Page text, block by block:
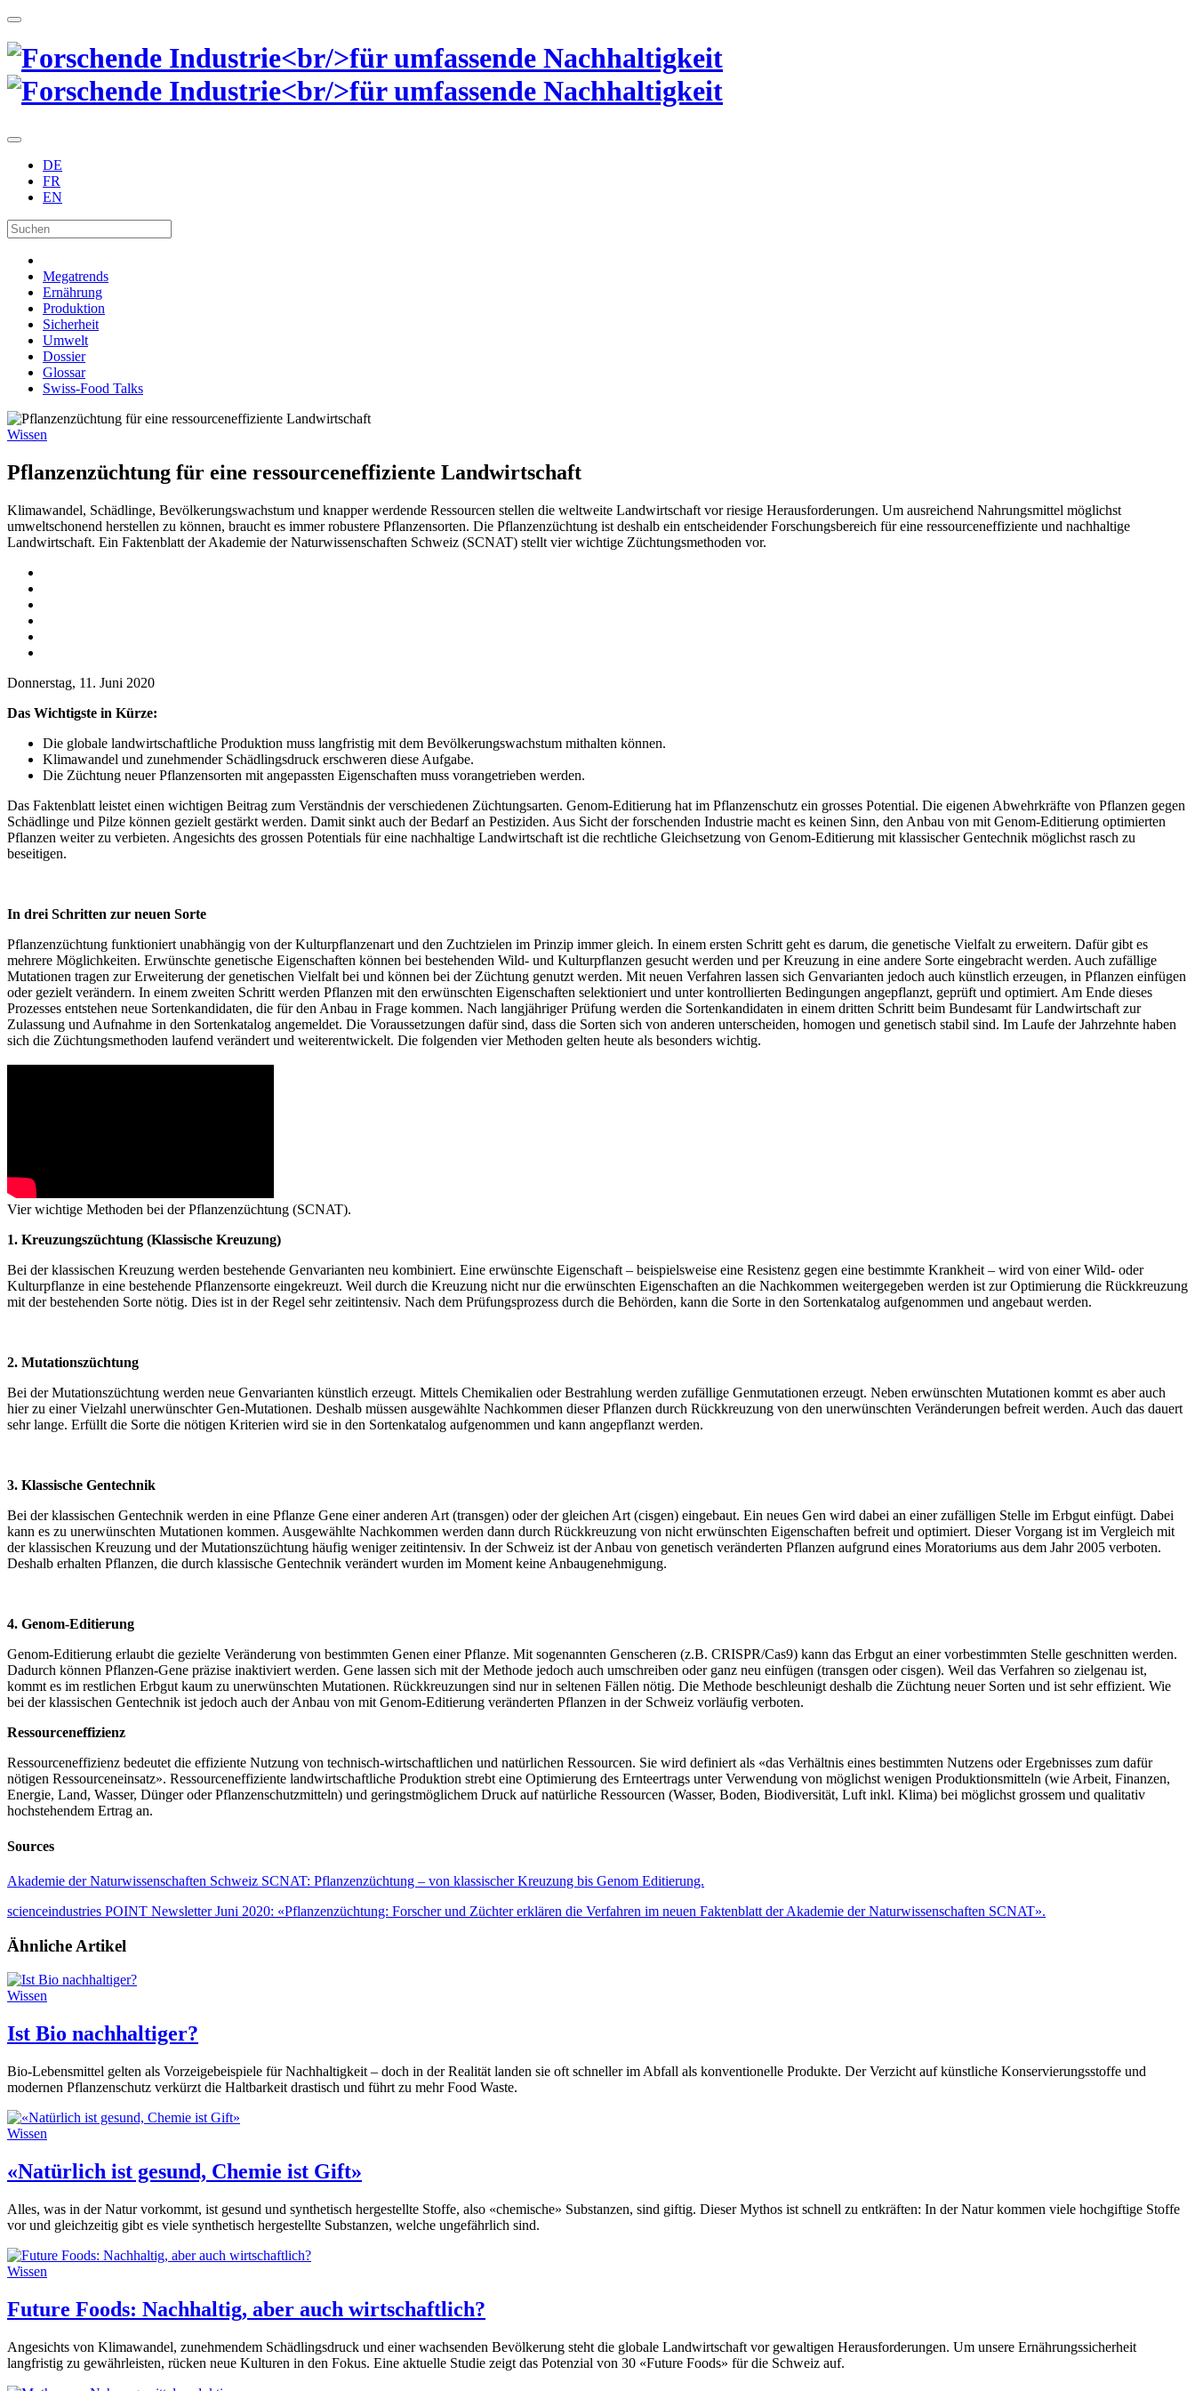
DE
FR
EN
Megatrends
Ernährung
Produktion
Sicherheit
Umwelt
Dossier
Glossar
Swiss-Food Talks
Wissen
Pflanzenzüchtung für eine ressourceneffiziente Landwirtschaft
Klimawandel, Schädlinge, Bevölkerungswachstum und knapper werdende Ressourcen stellen die weltweite Landwirtschaft vor riesige Herausforderungen. Um ausreichend Nahrungsmittel möglichst
umweltschonend herstellen zu können, braucht es immer robustere Pflanzensorten. Die Pflanzenzüchtung ist deshalb ein entscheidender Forschungsbereich für eine ressourceneffiziente und nachhaltige
Landwirtschaft. Ein Faktenblatt der Akademie der Naturwissenschaften Schweiz (SCNAT) stellt vier wichtige Züchtungsmethoden vor.
Donnerstag, 11. Juni 2020
Das Wichtigste in Kürze:
Die globale landwirtschaftliche Produktion muss langfristig mit dem Bevölkerungswachstum mithalten können.
Klimawandel und zunehmender Schädlingsdruck erschweren diese Aufgabe.
Die Züchtung neuer Pflanzensorten mit angepassten Eigenschaften muss vorangetrieben werden.
Das Faktenblatt leistet einen wichtigen Beitrag zum Verständnis der verschiedenen Züchtungsarten. Genom-Editierung hat im Pflanzenschutz ein grosses Potential. Die eigenen Abwehrkräfte von Pflanzen gegen
Schädlinge und Pilze können gezielt gestärkt werden. Damit sinkt auch der Bedarf an Pestiziden. Aus Sicht der forschenden Industrie macht es keinen Sinn, den Anbau von mit Genom-Editierung optimierten
Pflanzen weiter zu verbieten. Angesichts des grossen Potentials für eine nachhaltige Landwirtschaft ist die rechtliche Gleichsetzung von Genom-Editierung mit klassischer Gentechnik möglichst rasch zu
beseitigen.
In drei Schritten zur neuen Sorte
Pflanzenzüchtung funktioniert unabhängig von der Kulturpflanzenart und den Zuchtzielen im Prinzip immer gleich. In einem ersten Schritt geht es darum, die genetische Vielfalt zu erweitern. Dafür gibt es
mehrere Möglichkeiten. Erwünschte genetische Eigenschaften können bei bestehenden Wild- und Kulturpflanzen gesucht werden und per Kreuzung in eine andere Sorte eingebracht werden. Auch zufällige
Mutationen tragen zur Erweiterung der genetischen Vielfalt bei und können bei der Züchtung genutzt werden. Mit neuen Verfahren lassen sich Genvarianten jedoch auch künstlich erzeugen, in Pflanzen einfügen
oder gezielt verändern. In einem zweiten Schritt werden Pflanzen mit den erwünschten Eigenschaften selektioniert und unter kontrollierten Bedingungen angepflanzt, geprüft und optimiert. Am Ende dieses
Prozesses entstehen neue Sortenkandidaten, die für den Anbau in Frage kommen. Nach langjähriger Prüfung werden die Sortenkandidaten in einem dritten Schritt beim Bundesamt für Landwirtschaft zur
Zulassung und Aufnahme in den Sortenkatalog angemeldet. Die Voraussetzungen dafür sind, dass die Sorten sich von anderen unterscheiden, homogen und genetisch stabil sind. Im Laufe der Jahrzehnte haben
sich die Züchtungsmethoden laufend verändert und weiterentwickelt. Die folgenden vier Methoden gelten heute als besonders wichtig.
Vier wichtige Methoden bei der Pflanzenzüchtung (SCNAT).
1. Kreuzungszüchtung (Klassische Kreuzung)
Bei der klassischen Kreuzung werden bestehende Genvarianten neu kombiniert. Eine erwünschte Eigenschaft – beispielsweise eine Resistenz gegen eine bestimmte Krankheit – wird von einer Wild- oder
Kulturpflanze in eine bestehende Pflanzensorte eingekreuzt. Weil durch die Kreuzung nicht nur die erwünschten Eigenschaften an die Nachkommen weitergegeben werden ist zur Optimierung die Rückkreuzung
mit der bestehenden Sorte nötig. Dies ist in der Regel sehr zeitintensiv. Nach dem Prüfungsprozess durch die Behörden, kann die Sorte in den Sortenkatalog aufgenommen und angebaut werden.
2. Mutationszüchtung
Bei der Mutationszüchtung werden neue Genvarianten künstlich erzeugt. Mittels Chemikalien oder Bestrahlung werden zufällige Genmutationen erzeugt. Neben erwünschten Mutationen kommt es aber auch
hier zu einer Vielzahl unerwünschter Gen-Mutationen. Deshalb müssen ausgewählte Nachkommen dieser Pflanzen durch Rückkreuzung von den unerwünschten Veränderungen befreit werden. Auch das dauert
sehr lange. Erfüllt die Sorte die nötigen Kriterien wird sie in den Sortenkatalog aufgenommen und kann angepflanzt werden.
3. Klassische Gentechnik
Bei der klassischen Gentechnik werden in eine Pflanze Gene einer anderen Art (transgen) oder der gleichen Art (cisgen) eingebaut. Ein neues Gen wird dabei an einer zufälligen Stelle im Erbgut einfügt. Dabei
kann es zu unerwünschten Mutationen kommen. Ausgewählte Nachkommen werden dann durch Rückkreuzung von nicht erwünschten Eigenschaften befreit und optimiert. Dieser Vorgang ist im Vergleich mit
der klassischen Kreuzung und der Mutationszüchtung häufig weniger zeitintensiv. In der Schweiz ist der Anbau von genetisch veränderten Pflanzen aufgrund eines Moratoriums aus dem Jahr 2005 verboten.
Deshalb erhalten Pflanzen, die durch klassische Gentechnik verändert wurden im Moment keine Anbaugenehmigung.
4. Genom-Editierung
Genom-Editierung erlaubt die gezielte Veränderung von bestimmten Genen einer Pflanze. Mit sogenannten Genscheren (z.B. CRISPR/Cas9) kann das Erbgut an einer vorbestimmten Stelle geschnitten werden.
Dadurch können Pflanzen-Gene präzise inaktiviert werden. Gene lassen sich mit der Methode jedoch auch umschreiben oder ganz neu einfügen (transgen oder cisgen). Weil das Verfahren so zielgenau ist,
kommt es im restlichen Erbgut kaum zu unerwünschten Mutationen. Rückkreuzungen sind nur in seltenen Fällen nötig. Die Methode beschleunigt deshalb die Züchtung neuer Sorten und ist sehr effizient. Wie
bei der klassischen Gentechnik ist jedoch auch der Anbau von mit Genom-Editierung veränderten Pflanzen in der Schweiz vorläufig verboten.
Ressourceneffizienz
Ressourceneffizienz bedeutet die effiziente Nutzung von technisch-wirtschaftlichen und natürlichen Ressourcen. Sie wird definiert als «das Verhältnis eines bestimmten Nutzens oder Ergebnisses zum dafür
nötigen Ressourceneinsatz». Ressourceneffiziente landwirtschaftliche Produktion strebt eine Optimierung des Ernteertrags unter Verwendung von möglichst wenigen Produktionsmitteln (wie Arbeit, Finanzen,
Energie, Land, Wasser, Dünger oder Pflanzenschutzmitteln) und geringstmöglichem Druck auf natürliche Ressourcen (Wasser, Boden, Biodiversität, Luft inkl. Klima) bei möglichst grossem und qualitativ
hochstehendem Ertrag an.
Sources
Akademie der Naturwissenschaften Schweiz SCNAT: Pflanzenzüchtung – von klassischer Kreuzung bis Genom Editierung.
scienceindustries POINT Newsletter Juni 2020: «Pflanzenzüchtung: Forscher und Züchter erklären die Verfahren im neuen Faktenblatt der Akademie der Naturwissenschaften SCNAT».
Ähnliche Artikel
Wissen
Ist Bio nachhaltiger?
Bio-Lebensmittel gelten als Vorzeigebeispiele für Nachhaltigkeit – doch in der Realität landen sie oft schneller im Abfall als konventionelle Produkte. Der Verzicht auf künstliche Konservierungsstoffe und
modernen Pflanzenschutz verkürzt die Haltbarkeit drastisch und führt zu mehr Food Waste.
Wissen
«Natürlich ist gesund, Chemie ist Gift»
Alles, was in der Natur vorkommt, ist gesund und synthetisch hergestellte Stoffe, also «chemische» Substanzen, sind giftig. Dieser Mythos ist schnell zu entkräften: In der Natur kommen viele hochgiftige Stoffe
vor und gleichzeitig gibt es viele synthetisch hergestellte Substanzen, welche ungefährlich sind.
Wissen
Future Foods: Nachhaltig, aber auch wirtschaftlich?
Angesichts von Klimawandel, zunehmendem Schädlingsdruck und einer wachsenden Bevölkerung steht die globale Landwirtschaft vor gewaltigen Herausforderungen. Um unsere Ernährungssicherheit
langfristig zu gewährleisten, rücken neue Kulturen in den Fokus. Eine aktuelle Studie zeigt das Potenzial von 30 «Future Foods» für die Schweiz auf.